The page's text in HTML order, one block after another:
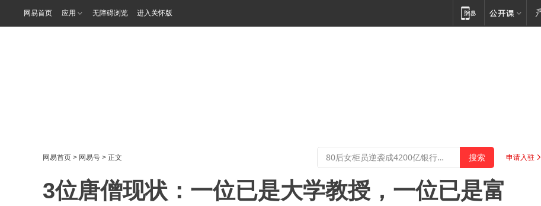
网易首页 应用 无障碍浏览 进入关怀版
网易首页 > 网易号 > 正文 申请入驻
3位唐僧现状：一位已是大学教授，一位已是富